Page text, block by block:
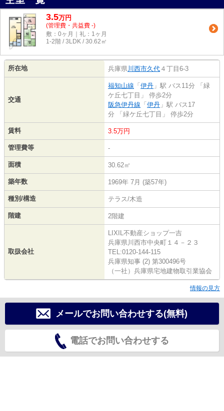
3.5万円
(管理費・共益費 -)
敷：0ヶ月｜礼：1ヶ月
1-2階 / 3LDK / 30.62㎡
所在地 兵庫県川西市久代 ４丁目6-3
交通
福知山線 「 伊丹 」駅 バス11分 「緑
ケ丘七丁目」 停歩2分
阪急伊丹線 「 伊丹 」駅 バス17
分 「緑ケ丘七丁目」 停歩2分
賃料 3.5万円
管理費等 -
面積 30.62㎡
築年数 1969年 7月 (築57年)
種別/構造 テラス/木造
階建 2階建
取扱会社
LIXIL不動産ショップ一吉
兵庫県川西市中央町１４－２３
TEL:0120-144-115
兵庫県知事 (2) 第300496号
（一社）兵庫県宅地建物取引業協会
情報の見方
メールでお問い合わせする(無料)
電話でお問い合わせする